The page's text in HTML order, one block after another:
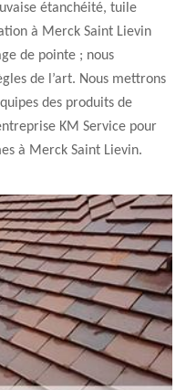
étanchéité, tuile
à Merck Saint Lievin
de pointe ; nous
de l’art. Nous mettrons
des produits de
KM Service pour
à Merck Saint Lievin.